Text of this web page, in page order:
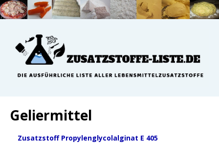
Geliermittel
Zusatzstoff Propylenglycolalginat E 405